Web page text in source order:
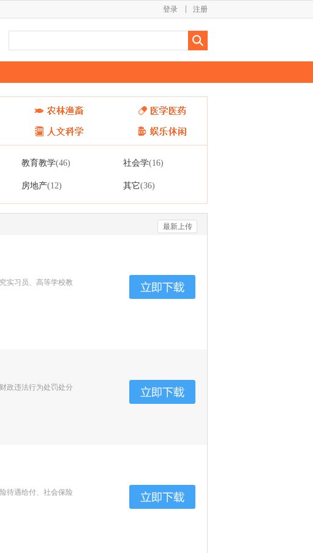
注册
登录
教育教学(46) 社会学(16)
房地产(12) 其它(36)
最新上传
实习员、高等学校教
政违法行为处罚处分
待遇给付、社会保险